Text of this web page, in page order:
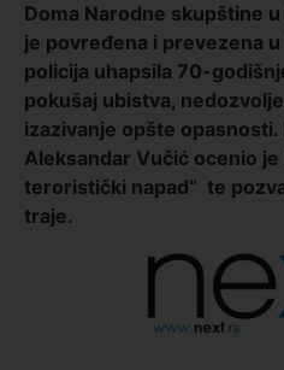
Doma Narodne skupštine
je povređena i prevezena
policija uhapsila 70-
pokušaj ubistva,
izazivanje opšte
Aleksandar Vučić ocenio
teroristički napad“ te
traje.